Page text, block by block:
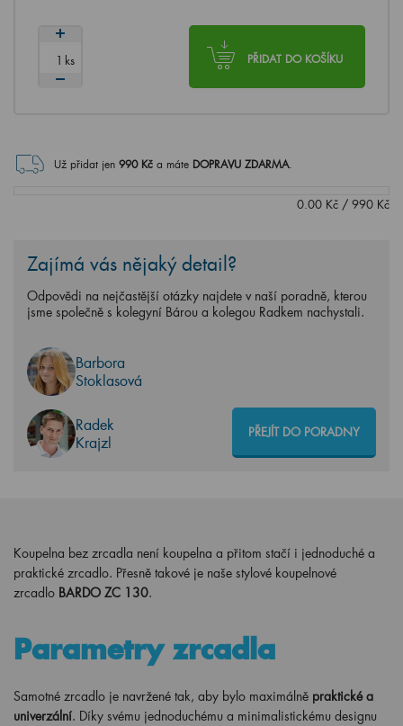
PŘIDAT DO KOŠÍKU
ks
Už přidat jen 990Kč a máte DOPRAVU ZDARMA.
0.00 Kč / 990 Kč
Zajímá vás nějaký detail?
Odpovědi na nejčastější otázky najdete v naší poradně, kterou
jsme společně s kolegyní Bárou a kolegou Radkem nachystali.
Barbora
Stoklasová
Radek
Krajzl
PŘEJÍT DO PORADNY
Koupelna bez zrcadla není koupelna a přitom stačí i jednoduché a
praktické zrcadlo. Přesně takové je naše stylové koupelnové
zrcadlo BARDO ZC 130.
Parametry zrcadla
Samotné zrcadlo je navržené tak, aby bylo maximálně praktické a
univerzální. Díky svému jednoduchému a minimalistickému designu